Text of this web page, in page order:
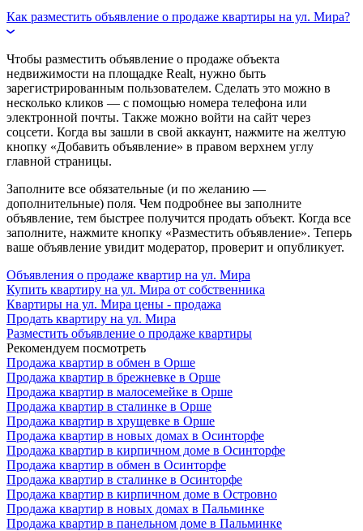
Как разместить объявление о продаже квартиры на ул. Мира?
Чтобы разместить объявление о продаже объекта
недвижимости на площадке Realt, нужно быть
зарегистрированным пользователем. Сделать это можно в
несколько кликов — с помощью номера телефона или
электронной почты. Также можно войти на сайт через
соцсети. Когда вы зашли в свой аккаунт, нажмите на желтую
кнопку «Добавить объявление» в правом верхнем углу
главной страницы.
Заполните все обязательные (и по желанию —
дополнительные) поля. Чем подробнее вы заполните
объявление, тем быстрее получится продать объект. Когда все
заполните, нажмите кнопку «Разместить объявление». Теперь
ваше объявление увидит модератор, проверит и опубликует.
Объявления о продаже квартир на ул. Мира
Купить квартиру на ул. Мира от собственника
Квартиры на ул. Мира цены - продажа
Продать квартиру на ул. Мира
Разместить объявление о продаже квартиры
Рекомендуем посмотреть
Продажа квартир в обмен в Орше
Продажа квартир в брежневке в Орше
Продажа квартир в малосемейке в Орше
Продажа квартир в сталинке в Орше
Продажа квартир в хрущевке в Орше
Продажа квартир в новых домах в Осинторфе
Продажа квартир в кирпичном доме в Осинторфе
Продажа квартир в обмен в Осинторфе
Продажа квартир в сталинке в Осинторфе
Продажа квартир в кирпичном доме в Островно
Продажа квартир в новых домах в Пальминке
Продажа квартир в панельном доме в Пальминке